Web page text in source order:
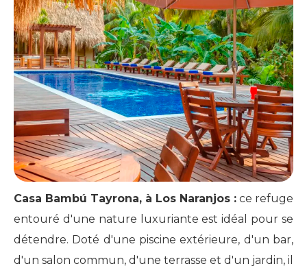
Casa Bambú Tayrona, à Los Naranjos : ce refuge
entouré d'une nature luxuriante est idéal pour se
détendre. Doté d'une piscine extérieure, d'un bar,
d'un salon commun, d'une terrasse et d'un jardin, il